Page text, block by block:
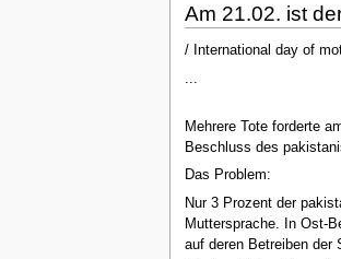
Am 21.02. ist
/ International day of
Mehrere Tote forderte
Beschluss des
Das Problem:
Nur 3 Prozent der
Muttersprache. In Ost-
auf deren Betreiben der